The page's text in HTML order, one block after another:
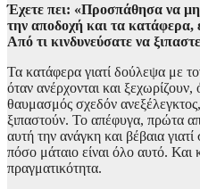
Έχετε πει: «Προσπάθησα να
την αποδοχή και τα κατάφερα,
Από τι κινδυνεύσατε να
Τα κατάφερα γιατί δούλεψα με
όταν ανέρχονται και
θαυμασμός σχεδόν
ξιπαστούν. Το απέφυγα, πρώτα
αυτή την ανάγκη και βέβαια
πόσο μάταιο είναι όλο αυτό. Και
πραγματικότητα.